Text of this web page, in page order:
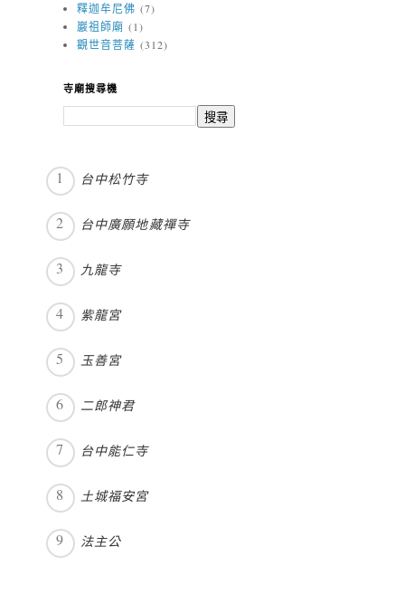
釋迦牟尼佛 (7)
巖祖師廟 (1)
觀世音菩薩 (312)
寺廟搜尋機
台中松竹寺
台中廣願地藏禪寺
九龍寺
紫龍宮
玉善宮
二郎神君
台中能仁寺
土城福安宮
法主公